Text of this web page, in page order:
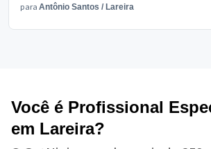
para Antônio Santos / Lareira
Você é Profissional
em Lareira?